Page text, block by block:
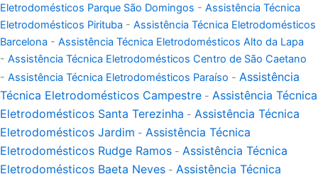
Eletrodomésticos Parque São Domingos - Assistência Técnica
Eletrodomésticos Pirituba - Assistência Técnica Eletrodomésticos
Barcelona - Assistência Técnica Eletrodomésticos Alto da Lapa
- Assistência Técnica Eletrodomésticos Centro de São Caetano
- Assistência Técnica Eletrodomésticos Paraíso - Assistência
Técnica Eletrodomésticos Campestre - Assistência Técnica
Eletrodomésticos Santa Terezinha - Assistência Técnica
Eletrodomésticos Jardim - Assistência Técnica
Eletrodomésticos Rudge Ramos - Assistência Técnica
Eletrodomésticos Baeta Neves - Assistência Técnica